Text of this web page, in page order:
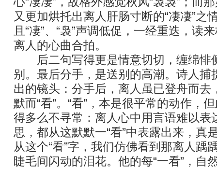
又更加烘托出离人肝肠寸断的“凄凄”之
且“凄”、“袅”声调低促，一经重迭，读
离人的心曲合拍。
后二句写得更是情意切切，缠绵悱
别。最后分手，是送别的高潮。诗人捕
出的镜头：分手后，离人虽已登舟而去
默而“看”。“看”，本是很平常的动作，
得多么不寻常：离人心中用言语难以表
思，都从这默默一“看”中表露出来，真
从这个“看”字，我们仿佛看到那离人踽
睫毛间闪动的泪花。他的每“一看”，自